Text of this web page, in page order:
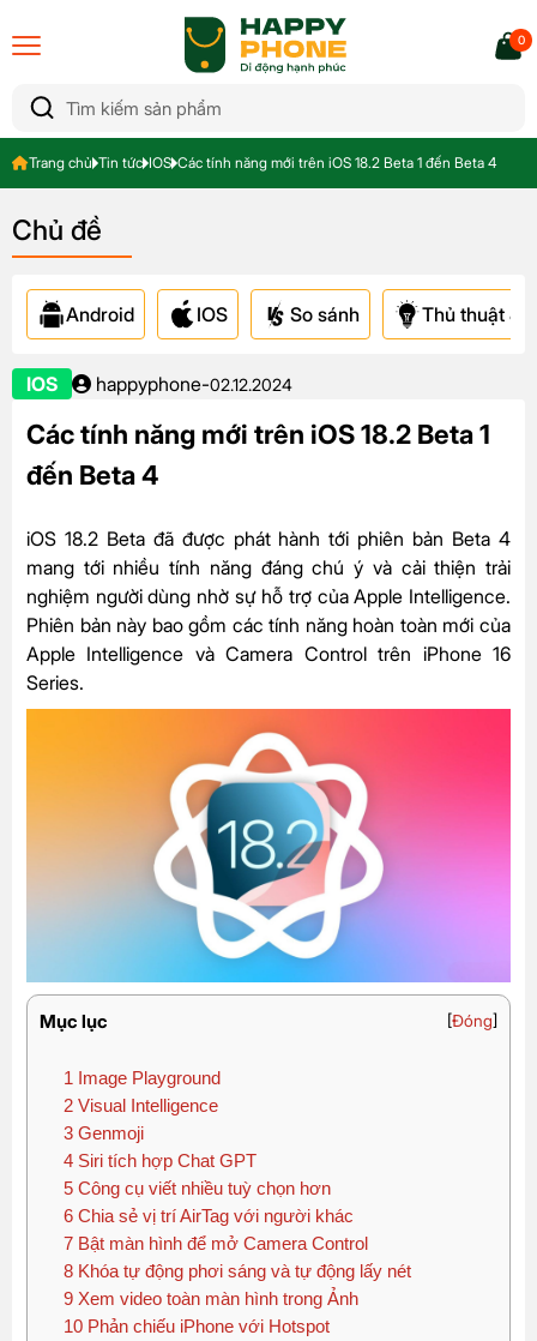
0
Trang chủ Tin tức IOS Các tính năng mới trên iOS 18.2 Beta 1 đến Beta 4
Chủ đề
Android IOS So sánh Thủ thuật &
IOS happyphone-02.12.2024
Các tính năng mới trên iOS 18.2 Beta 1
đến Beta 4
iOS 18.2 Beta đã được phát hành tới phiên bản Beta 4
mang tới nhiều tính năng đáng chú ý và cải thiện trải
nghiệm người dùng nhờ sự hỗ trợ của Apple Intelligence.
Phiên bản này bao gồm các tính năng hoàn toàn mới của
Apple Intelligence và Camera Control trên iPhone 16
Series.
Mục lục [Đóng]
1 Image Playground
2 Visual Intelligence
3 Genmoji
4 Siri tích hợp Chat GPT
5 Công cụ viết nhiều tuỳ chọn hơn
6 Chia sẻ vị trí AirTag với người khác
7 Bật màn hình để mở Camera Control
8 Khóa tự động phơi sáng và tự động lấy nét
9 Xem video toàn màn hình trong Ảnh
10 Phản chiếu iPhone với Hotspot